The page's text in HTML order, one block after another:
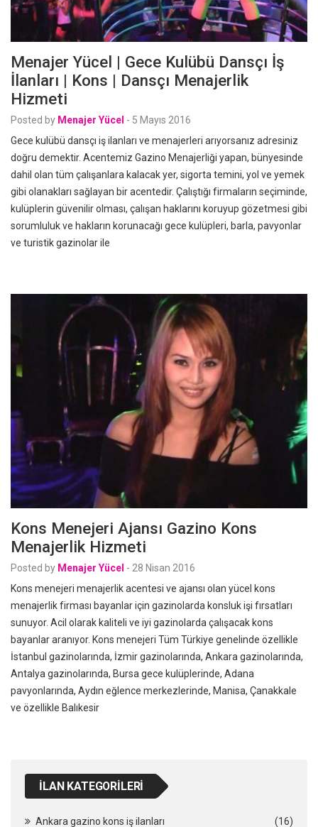
Menajer Yücel | Gece Kulübü Dansçı İş
İlanları | Kons | Dansçı Menajerlik
Hizmeti
Posted by Menajer Yücel - 5 Mayıs 2016
Gece kulübü dansçı iş ilanları ve menajerleri arıyorsanız adresiniz
doğru demektir. Acentemiz Gazino Menajerliği yapan, bünyesinde
dahil olan tüm çalışanlara kalacak yer, sigorta temini, yol ve yemek
gibi olanakları sağlayan bir acentedir. Çalıştığı firmaların seçiminde,
kulüplerin güvenilir olması, çalışan haklarını koruyup gözetmesi gibi
sorumluluk ve hakların korunacağı gece kulüpleri, barla, pavyonlar
ve turistik gazinolar ile
Kons Menejeri Ajansı Gazino Kons
Menajerlik Hizmeti
Posted by Menajer Yücel - 28 Nisan 2016
Kons menejeri menajerlik acentesi ve ajansı olan yücel kons
menajerlik firması bayanlar için gazinolarda konsluk işi fırsatları
sunuyor. Acil olarak kaliteli ve iyi gazinolarda çalışacak kons
bayanlar aranıyor. Kons menejeri Tüm Türkiye genelinde özellikle
İstanbul gazinolarında, İzmir gazinolarında, Ankara gazinolarında,
Antalya gazinolarında, Bursa gece kulüplerinde, Adana
pavyonlarında, Aydın eğlence merkezlerinde, Manisa, Çanakkale
ve özellikle Balıkesir
İLAN KATEGORILERI
Ankara gazino kons iş ilanları (16)